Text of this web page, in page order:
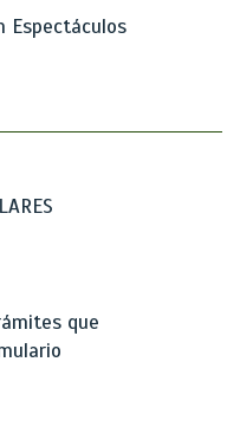
Espectáculos
que